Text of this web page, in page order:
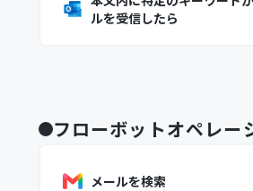
ルを受信したら
フローボットオペレー
メールを検索